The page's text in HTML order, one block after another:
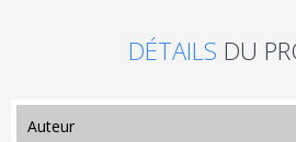
DÉTAILS DU
auteur